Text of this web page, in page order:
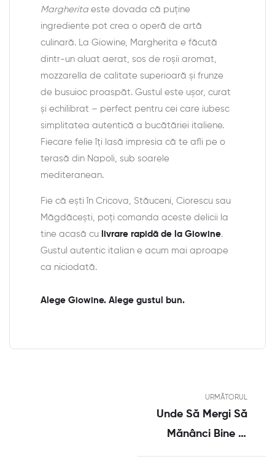
Margherita este dovada că puține
ingrediente pot crea o operă de artă
culinară. La Giowine, Margherita e făcută
dintr-un aluat aerat, sos de roșii aromat,
mozzarella de calitate superioară și frunze
de busuioc proaspăt. Gustul este ușor, curat
și echilibrat – perfect pentru cei care iubesc
simplitatea autentică a bucătăriei italiene.
Fiecare felie îți lasă impresia că te afli pe o
terasă din Napoli, sub soarele
mediteranean.
Fie că ești în Cricova, Stăuceni, Ciorescu sau
Măgdăcești, poți comanda aceste delicii la
tine acasă cu
livrare rapidă de la Giowine.
Gustul autentic italian e acum mai aproape
ca niciodată.
Alege Giowine. Alege gustul bun.
URMĂTORUL
Unde Să Mergi Să
Mănânci Bine În